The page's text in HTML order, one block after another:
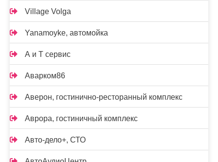
Village Volga
Yanamoyke, автомойка
А и Т сервис
Аварком86
Аверон, гостинично-ресторанный комплекс
Аврора, гостиничный комплекс
Авто-дело+, СТО